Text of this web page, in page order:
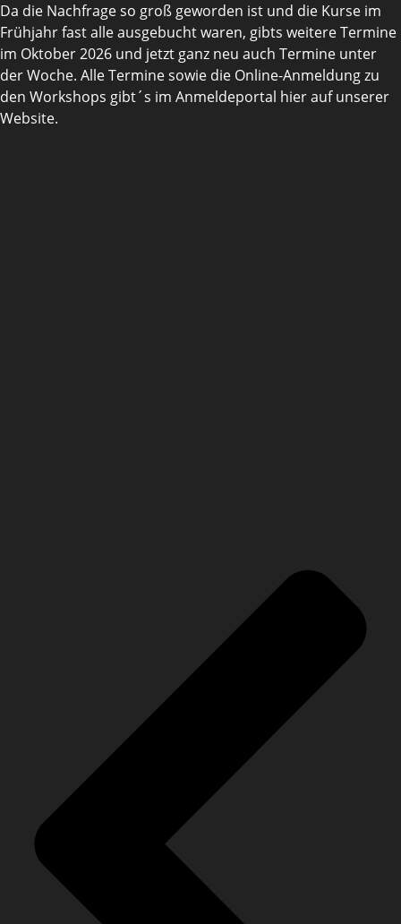
Da die Nachfrage so groß geworden ist und die Kurse im
Frühjahr fast alle ausgebucht waren, gibts weitere Termine
im Oktober 2026 und jetzt ganz neu auch Termine unter
der Woche. Alle Termine sowie die Online-Anmeldung zu
den Workshops gibt´s im Anmeldeportal hier auf unserer
Website.